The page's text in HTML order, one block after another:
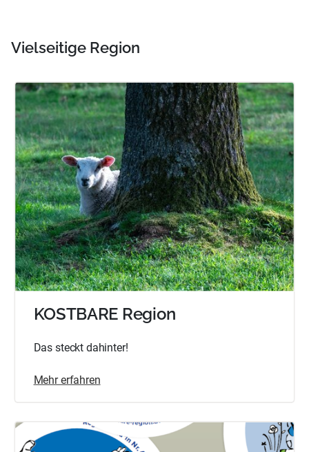
Vielseitige Region
KOSTBARE Region
Das steckt dahinter!
Mehr erfahren